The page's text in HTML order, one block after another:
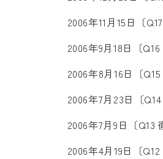
2006年11月15日
〔
2006年9月18日
〔
2006年8月16日
〔
2006年7月23日
〔
2006年7月9日
〔
2006年4月19日
〔